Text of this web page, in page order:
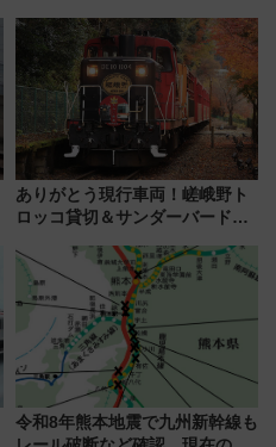
大相撲巡業など 豪華イベントと
アクセス
ありがとう現行車両！嵯峨野ト
ロッコ貸切＆サンダーバードレ
斉藤雪乃＆福原トシヒロと行
く！9月13日「京都の鉄道満喫
ツアー」開催
令和8年熊本地震で九州新幹線も